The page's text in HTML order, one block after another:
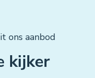
ons aanbod
kijker